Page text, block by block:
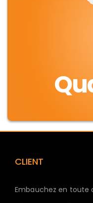
CLIENT
Embauchez en toute